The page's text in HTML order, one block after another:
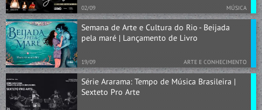
02/09 MÚSICA
Semana de Arte e Cultura do Rio - Beijada
pela maré | Lançamento de Livro
19/09 ARTE E CONHECIMENTO
Série Ararama: Tempo de Música Brasileira |
Sexteto Pro Arte